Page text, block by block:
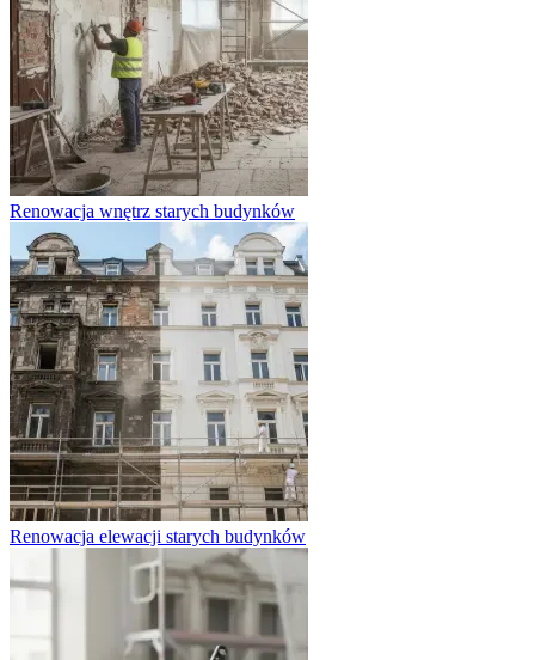
Renowacja wnętrz starych budynków
Renowacja elewacji starych budynków